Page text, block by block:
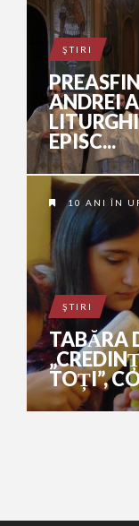
ŞTIRI
ANDREI
EPISC...
10 ANI ÎN
ŞTIRI
TABĂRA
TOȚI”,